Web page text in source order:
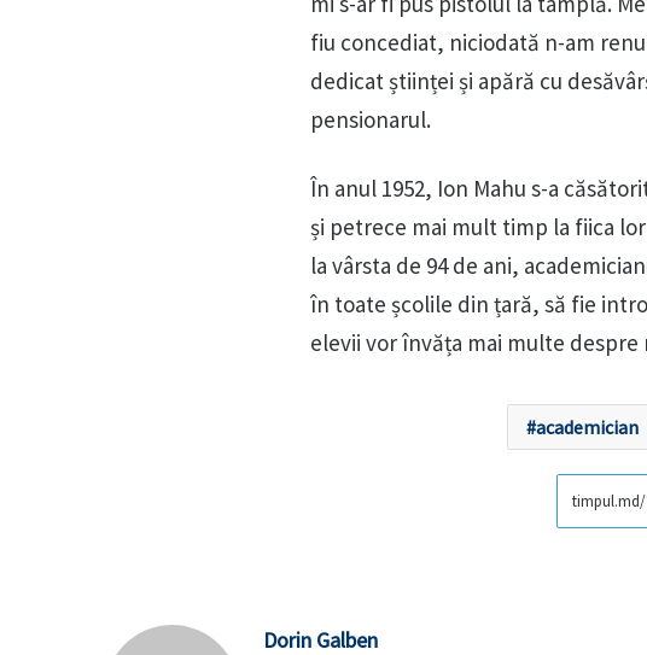
fiu concediat, niciodată n-am
dedicat științei și apără cu
pensionarul.
În anul 1952, Ion Mahu s-a
și petrece mai mult timp la fiica
la vârsta de 94 de ani,
în toate școlile din țară, să fie
elevii vor învăța mai multe despre
academician
Dorin Galben